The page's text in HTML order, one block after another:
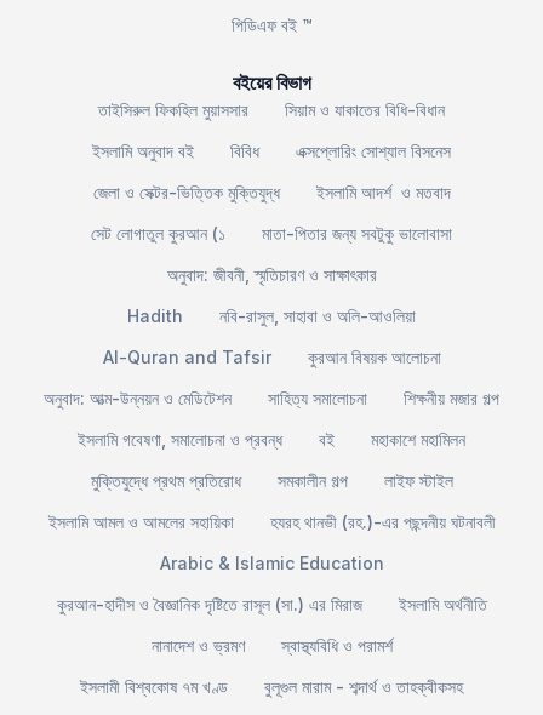
পিডিএফ বই ™
বইয়ের বিভাগ
তাইসিরুল ফিকহিল মুয়াসসার
সিয়াম ও যাকাতের বিধি-বিধান
ইসলামি অনুবাদ বই
বিবিধ
এক্সপ্লোরিং সোশ্যাল বিসনেস
জেলা ও সেক্টর-ভিত্তিক মুক্তিযুদ্ধ
ইসলামি আদর্শ ও মতবাদ
সেট লোগাতুল কুরআন (১
মাতা-পিতার জন্য সবটুকু ভালোবাসা
অনুবাদ: জীবনী, স্মৃতিচারণ ও সাক্ষাৎকার
Hadith
নবি-রাসুল, সাহাবা ও অলি-আওলিয়া
Al-Quran and Tafsir
কুরআন বিষয়ক আলোচনা
অনুবাদ: আত্ম-উন্নয়ন ও মেডিটেশন
সাহিত্য সমালোচনা
শিক্ষনীয় মজার গল্প
ইসলামি গবেষণা, সমালোচনা ও প্রবন্ধ
বই
মহাকাশে মহামিলন
মুক্তিযুদ্ধে প্রথম প্রতিরোধ
সমকালীন গল্প
লাইফ স্টাইল
ইসলামি আমল ও আমলের সহায়িকা
হযরহ থানভী (রহ.)-এর পছন্দনীয় ঘটনাবলী
Arabic & Islamic Education
কুরআন-হাদীস ও বৈজ্ঞানিক দৃষ্টিতে রাসূল (সা.) এর মিরাজ
ইসলামি অর্থনীতি
নানাদেশ ও ভ্রমণ
স্বাস্থ্যবিধি ও পরামর্শ
ইসলামী বিশ্বকোষ ৭ম খণ্ড
বুলূগুল মারাম - শব্দার্থ ও তাহক্বীকসহ